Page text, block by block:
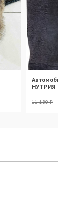
НУТРИЯ
11 180 ₽